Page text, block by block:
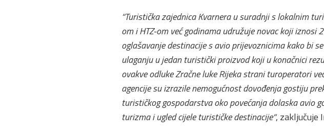
“Turistička zajednica Kvarnera u suradnji s lokalnim
om i HTZ-om već godinama udružuje novac koji iznosi
oglašavanje destinacije s avio prijevoznicima kako bi
ulaganju u jedan turistički proizvod koji u konačnici
ovakve odluke Zračne luke Rijeka strani turoperatori
agencije su izrazile nemogućnost dovođenja gostiju
turističkog gospodarstva oko povećanja dolaska avio
turizma i ugled cijele turističke destinacije“, zaključuje